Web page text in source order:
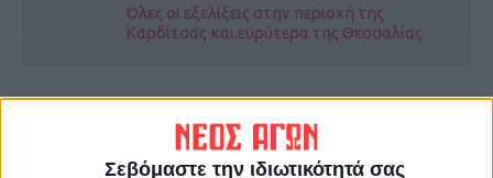
Σεβόμαστε την ιδιωτικότητά σας
Όλες οι εξελίξεις στην περιοχή της
Καρδίτσας και ευρύτερα της Θεσσαλίας
ΠΡΟΗΓΟΥΜΕΝΟ ΑΡΘΡΟ ΕΠΟΜΕΝΟ ΑΡΘΡΟ
Οι τρίτεκνοι κοντά στα